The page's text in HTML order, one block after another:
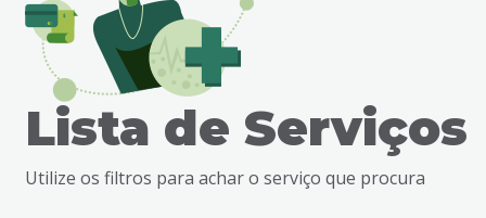
busca
Lista de Serviços
Utilize os filtros para achar o serviço que procura